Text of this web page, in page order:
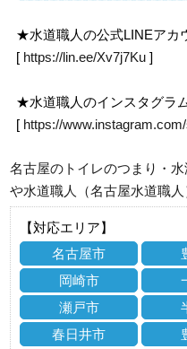
★水道職人の公式LINEアカ
[ https://lin.ee/Xv7j7Ku ]
★水道職人のインスタグラ
[ https://
名古屋のトイレのつまり・
や水道職人（名古屋水道職人
【対応エリア】
名古屋市
岡崎市
瀬戸市
春日井市